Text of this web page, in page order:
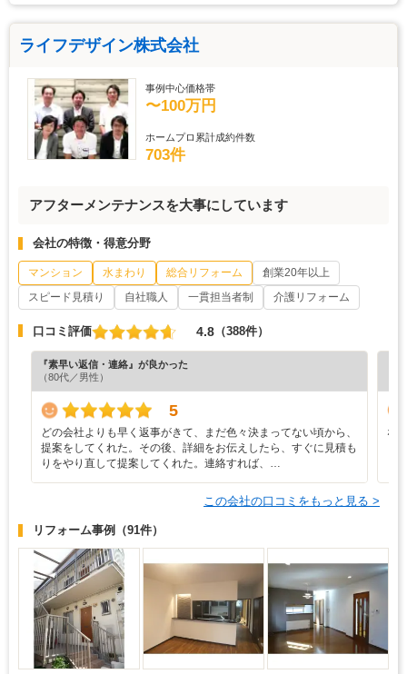
ライフデザイン株式会社
事例中心価格帯
〜100万円
ホームプロ累計成約件数
703件
アフターメンテナンスを大事にしています
会社の特徴・得意分野
マンション 水まわり 総合リフォーム
創業20年以上
スピード見積り
自社職人 一貫担当者制 介護リフォーム
口コミ評価 4.8 （388件）
『素早い返信・連絡』が良かった
（80代／男性）
5
どの会社よりも早く返事がきて、まだ色々決まってない頃から、
提案をしてくれた。その後、詳細をお伝えしたら、すぐに見積も
りをやり直して提案してくれた。連絡すれば、…
な
この会社の口コミをもっと見る >
リフォーム事例 （91件）